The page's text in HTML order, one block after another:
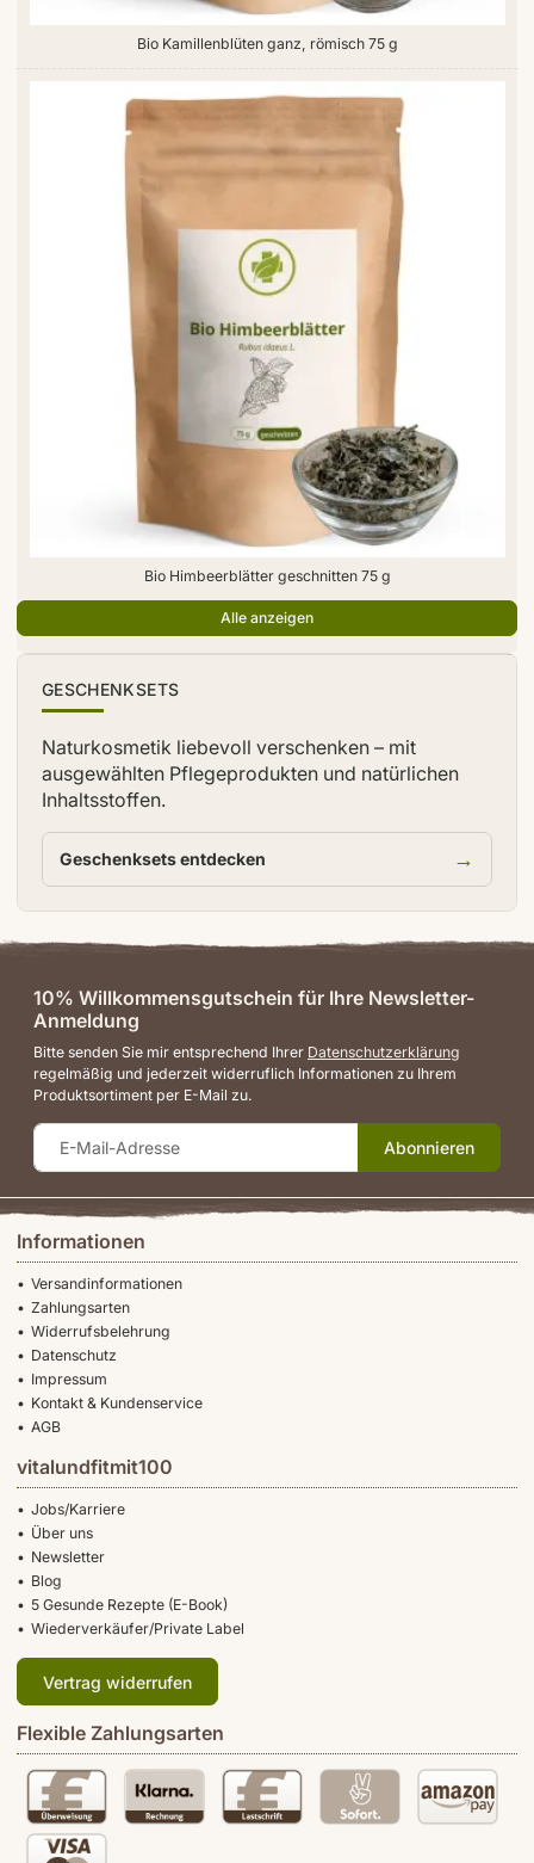
Bio Kamillenblüten ganz, römisch 75 g
Bio Himbeerblätter geschnitten 75 g
Alle anzeigen
GESCHENKSETS
Naturkosmetik liebevoll verschenken – mit
ausgewählten Pflegeprodukten und natürlichen
Inhaltsstoffen.
Geschenksets entdecken →
Informationen
Versandinformationen
Zahlungsarten
Widerrufsbelehrung
Datenschutz
Impressum
Kontakt & Kundenservice
AGB
vitalundfitmit100
Jobs/Karriere
Über uns
Newsletter
Blog
5 Gesunde Rezepte (E-Book)
Wiederverkäufer/Private Label
Vertrag widerrufen
Flexible Zahlungsarten
10% Willkommensgutschein für Ihre Newsletter-
Anmeldung
Bitte senden Sie mir entsprechend Ihrer Datenschutzerklärung
regelmäßig und jederzeit widerruflich Informationen zu Ihrem
Produktsortiment per E-Mail zu.
Abonnieren